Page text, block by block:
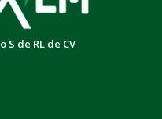
S de RL de CV